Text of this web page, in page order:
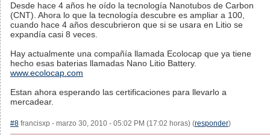
Desde hace 4 años he oído la tecnología Nanotubos de Carbon
(CNT). Ahora lo que la tecnología descubre es ampliar a 100,
cuando hace 4 años descubrieron que si se usara en Litio se
expandía casi 8 veces.
Hay actualmente una compañía llamada Ecolocap que ya tiene
hecho esas baterias llamadas Nano Litio Battery.
www.ecolocap.com
Estan ahora esperando las certificaciones para llevarlo a
mercadear.
#8 francisxp - marzo 30, 2010 - 05:02 PM (17:02 horas) (responder)